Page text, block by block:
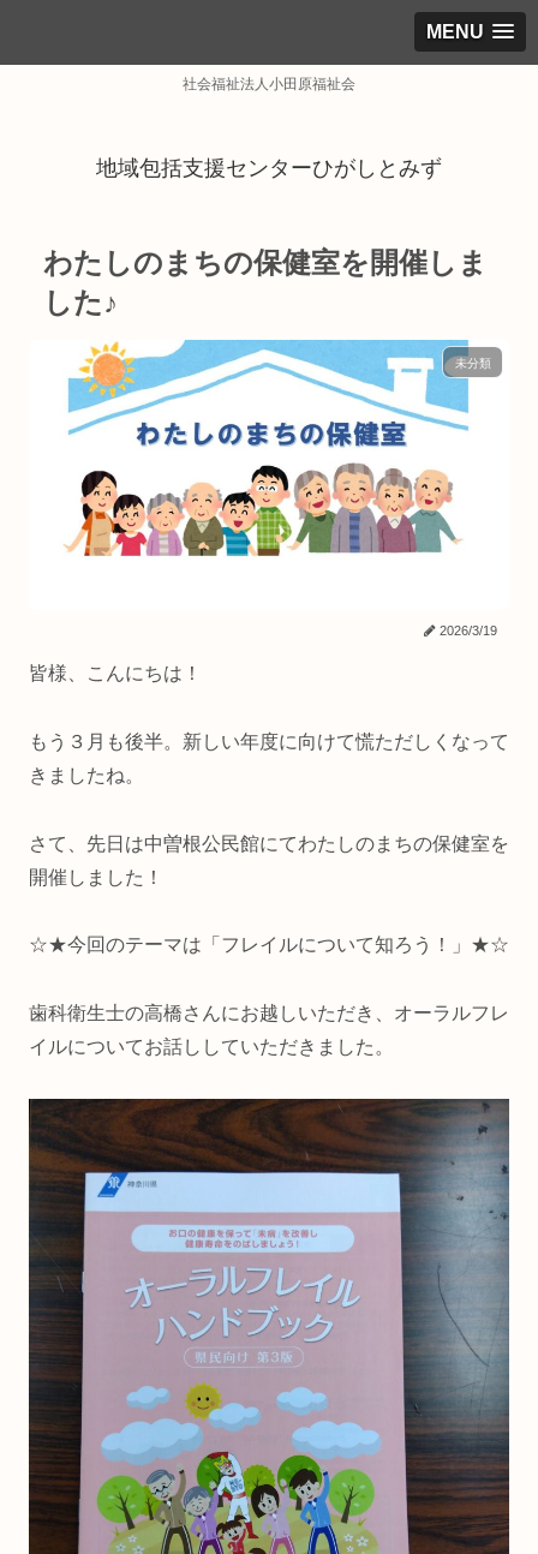
MENU
社会福祉法人小田原福祉会
地域包括支援センターひがしとみず
わたしのまちの保健室を開催しま
した♪
未分類
2026/3/19
皆様、こんにちは！
もう３月も後半。新しい年度に向けて慌ただしくなって
きましたね。
さて、先日は中曽根公民館にてわたしのまちの保健室を
開催しました！
☆★今回のテーマは「フレイルについて知ろう！」★☆
歯科衛生士の高橋さんにお越しいただき、オーラルフレ
イルについてお話ししていただきました。